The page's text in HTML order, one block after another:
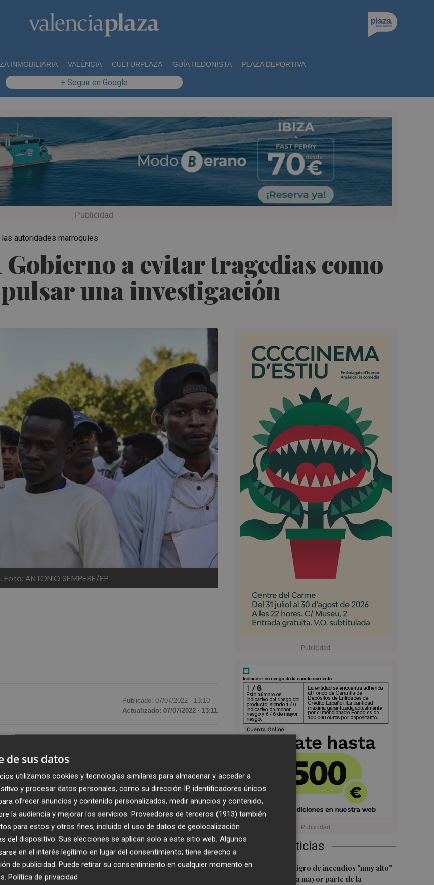
INMOBILIARIA VALÈNCIA CULTURPLAZA GUÍA HEDONISTA PLAZA DEPORTIVA
+ Seguir en Google
a evitar tragedias como
una investigación
autoridades marroquíes
ANTONIO SEMPERE/EP
Últimas Noticias
1 Aemet prevé peligro de incendios "muy alto"
o "extremo" en la mayor parte de la
Publicado: 07/07/2022 · 13:10
Actualizado: 07/07/2022 · 13:11
para instar al Gobierno a que la política migratoria
de asilo, con el objetivo de evitar tragedias
sanitaria urgente y más colaboración con las
realizadas por parte de Fiscalía y el Defensor
lo ocurrido en colaboración con la diplomacia
del Botànic, la abstención de PP y Cs y el rechazo
de sus datos
utilizamos cookies y tecnologías similares para almacenar y acceder a
y procesar datos personales, como su dirección IP, identificadores únicos
ofrecer anuncios y contenido personalizados, medir anuncios y contenido,
la audiencia y mejorar los servicios. Proveedores de terceros (1913) también
para estos y otros fines, incluido el uso de datos de geolocalización
del dispositivo. Sus elecciones se aplican solo a este sitio web. Algunos
en el interés legítimo en lugar del consentimiento; tiene derecho a
de publicidad. Puede retirar su consentimiento en cualquier momento en
. Política de privacidad